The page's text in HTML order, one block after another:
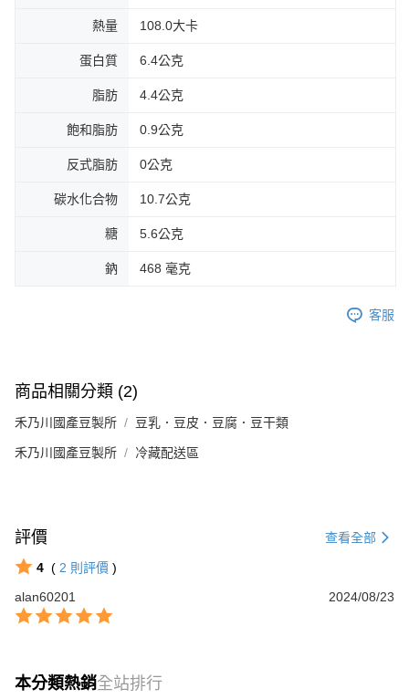
熱量 108.0大卡
蛋白質 6.4公克
脂肪 4.4公克
飽和脂肪 0.9公克
反式脂肪 0公克
碳水化合物 10.7公克
糖 5.6公克
鈉 468 毫克
客服
商品相關分類 (2)
禾乃川國產豆製所 豆乳．豆皮．豆腐．豆干類
禾乃川國產豆製所 冷藏配送區
評價 查看全部
4 ( 2 則評價 )
alan60201
2024/08/23
本分類熱銷全站排行